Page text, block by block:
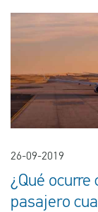
marina y largas
una escapada
de tres
vez que se
26-09-2019
¿Qué ocurre
pasajero